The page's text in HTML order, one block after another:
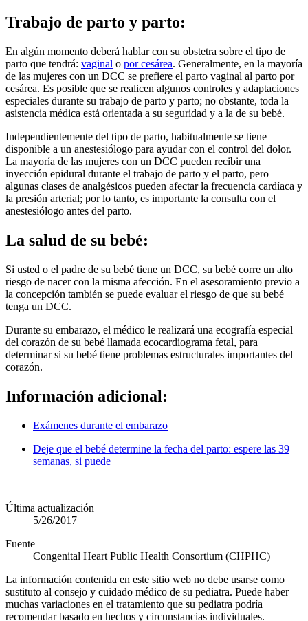
Trabajo de parto y parto:
En algún momento deberá hablar con su obstetra sobre el tipo de
parto que tendrá: vaginal o por cesárea. Generalmente, en la mayoría
de las mujeres con un DCC se prefiere el parto vaginal al parto por
cesárea. Es posible que se realicen algunos controles y adaptaciones
especiales durante su trabajo de parto y parto; no obstante, toda la
asistencia médica está orientada a su seguridad y a la de su bebé.
Independientemente del tipo de parto, habitualmente se tiene
disponible a un anestesiólogo para ayudar con el control del dolor.
La mayoría de las mujeres con un DCC pueden recibir una
inyección epidural durante el trabajo de parto y el parto, pero
algunas clases de analgésicos pueden afectar la frecuencia cardíaca y
la presión arterial; por lo tanto, es importante la consulta con el
anestesiólogo antes del parto.
La salud de su bebé:
Si usted o el padre de su bebé tiene un DCC, su bebé corre un alto
riesgo de nacer con la misma afección. En el asesoramiento previo a
la concepción también se puede evaluar el riesgo de que su bebé
tenga un DCC.
Durante su embarazo, el médico le realizará una ecografía especial
del corazón de su bebé llamada ecocardiograma fetal, para
determinar si su bebé tiene problemas estructurales importantes del
corazón.
Información adicional:
Exámenes durante el embarazo
Deje que el bebé determine la fecha del parto: espere las 39
semanas, si puede
Última actualización
5/26/2017
Fuente
Congenital Heart Public Health Consortium (CHPHC)
La información contenida en este sitio web no debe usarse como
sustituto al consejo y cuidado médico de su pediatra. Puede haber
muchas variaciones en el tratamiento que su pediatra podría
recomendar basado en hechos y circunstancias individuales.